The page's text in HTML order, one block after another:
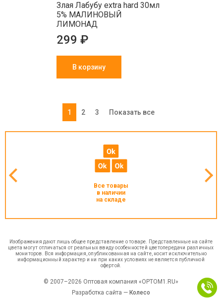
Злая Лабубу extra hard 30мл
5% МАЛИНОВЫЙ
ЛИМОНАД
299 ₽
В корзину
1 2 3 Показать все
Все товары
в наличии
на складе
Изображения дают лишь общее представление о товаре. Представленные на сайте
цвета могут отличаться от реальных ввиду особенностей цветопередачи различных
мониторов. Вся информация, опубликованная на сайте, носит исключительно
информационный характер и ни при каких условиях не является публичной
офертой.
© 2007–2026 Оптовая компания «OPTOM1.RU»
Разработка сайта — Колесо